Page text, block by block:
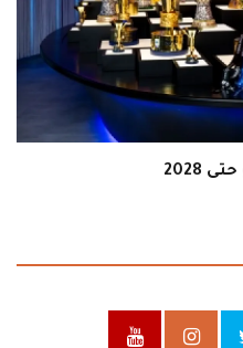
2028